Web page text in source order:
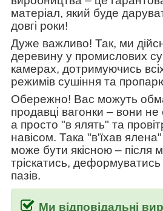
матеріал, який буде
довгі роки!
Дуже важливо! Так, ми
деревину у промислових
камерах, дотримуючись
режимів сушіння та
Обережно! Вас можуть
продавці вагонки – вони не
а просто "в ялять" та
навісом. Така "в'їхав
може бути якісною – після
тріскатись, деформуватись
пазів.
Ми відповідальні